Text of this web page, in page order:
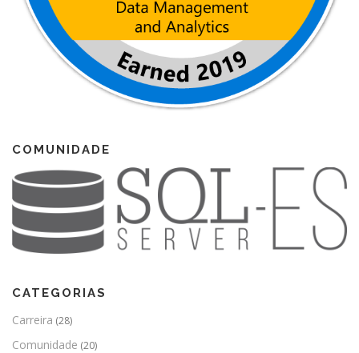
COMUNIDADE
CATEGORIAS
Carreira (28)
Comunidade (20)